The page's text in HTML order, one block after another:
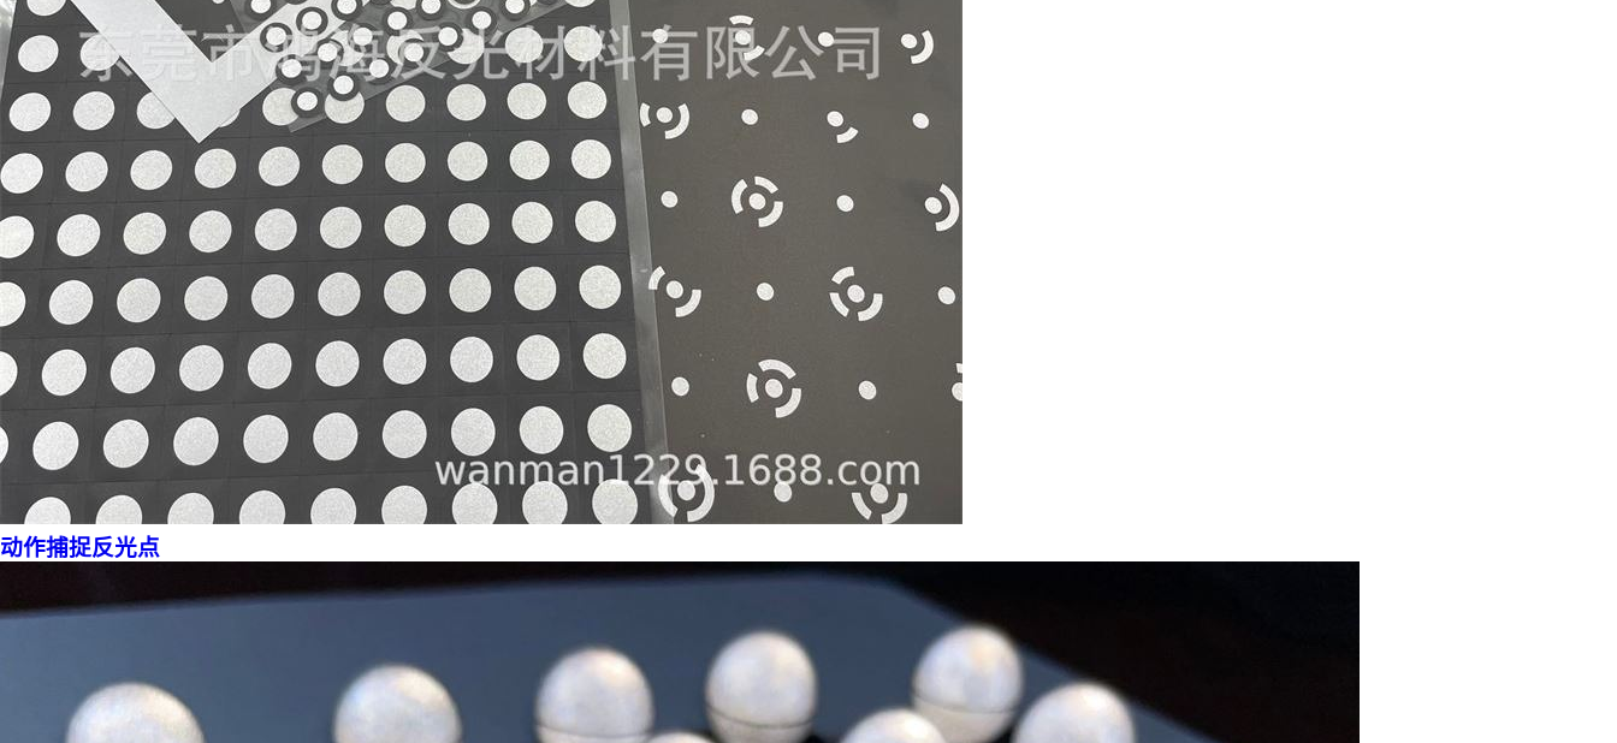
动作捕捉反光点